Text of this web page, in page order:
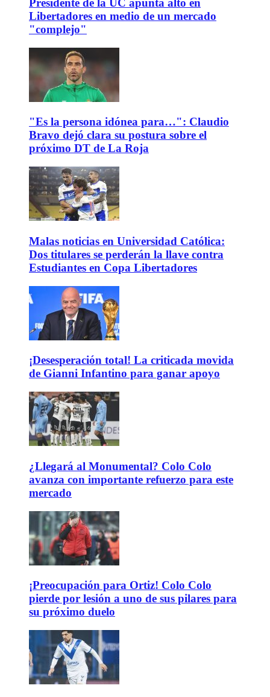
Presidente de la UC apunta alto en
Libertadores en medio de un mercado
"complejo"
"Es la persona idónea para…": Claudio
Bravo dejó clara su postura sobre el
próximo DT de La Roja
Malas noticias en Universidad Católica:
Dos titulares se perderán la llave contra
Estudiantes en Copa Libertadores
¡Desesperación total! La criticada movida
de Gianni Infantino para ganar apoyo
¿Llegará al Monumental? Colo Colo
avanza con importante refuerzo para este
mercado
¡Preocupación para Ortiz! Colo Colo
pierde por lesión a uno de sus pilares para
su próximo duelo